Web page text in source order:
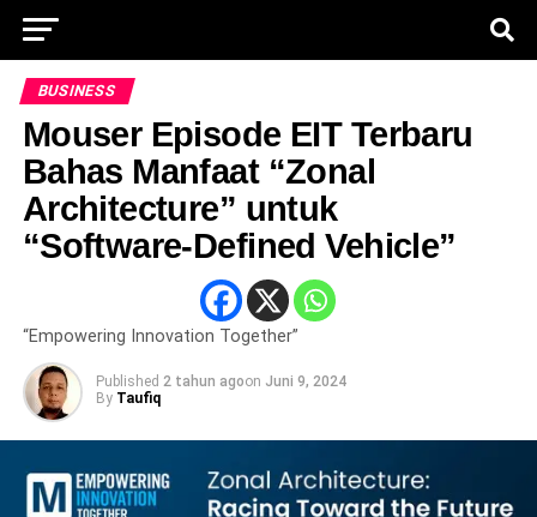
BUSINESS
Mouser Episode EIT Terbaru
Bahas Manfaat “Zonal
Architecture” untuk
“Software-Defined Vehicle”
“Empowering Innovation Together”
Published 2 tahun agoon Juni 9, 2024
By Taufiq